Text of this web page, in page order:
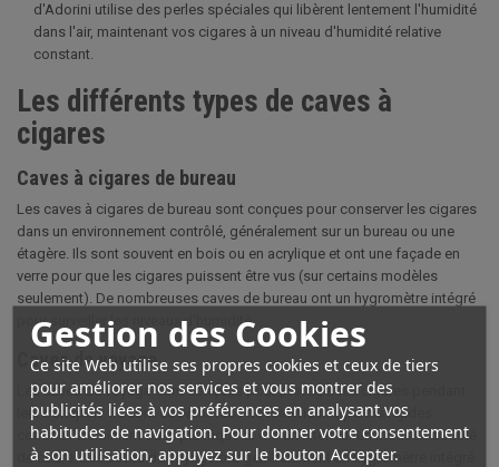
Gestion des Cookies
Ce site Web utilise ses propres cookies et ceux de tiers
pour améliorer nos services et vous montrer des
publicités liées à vos préférences en analysant vos
habitudes de navigation. Pour donner votre consentement
à son utilisation, appuyez sur le bouton Accepter.
d'Adorini utilise des perles spéciales qui libèrent lentement l'humidité
dans l'air, maintenant vos cigares à un niveau d'humidité relative
constant.
Les différents types de caves à
cigares
Caves à cigares de bureau
Les caves à cigares de bureau sont conçues pour conserver les cigares
dans un environnement contrôlé, généralement sur un bureau ou une
étagère. Ils sont souvent en bois ou en acrylique et ont une façade en
verre pour que les cigares puissent être vus (sur certains modèles
seulement). De nombreuses caves de bureau ont un hygromètre intégré
pour surveiller les niveaux d'humidité.
Caves de voyage
Les caves de voyage sont conçues pour protéger les cigares pendant
leur transport. Ils sont souvent faits de matériaux à parois rigides
comme l'aluminium ou le plastique et ont un intérieur en mousse doublé
de cèdre. Les caves de voyage ont généralement un hygromètre intégré